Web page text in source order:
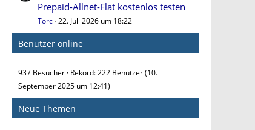
Prepaid-Allnet-Flat kostenlos testen
Torc 22. Juli 2026 um 18:22
Benutzer online
937 Besucher Rekord: 222 Benutzer (10.
September 2025 um 12:41)
Neue Themen